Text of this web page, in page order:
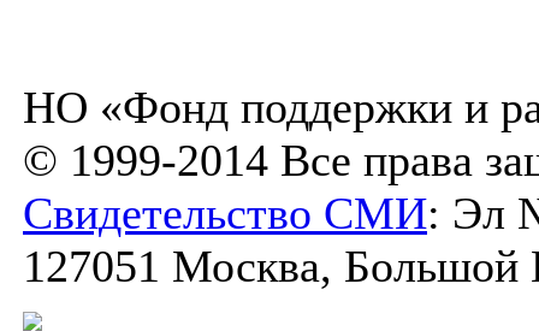
НО «Фонд поддержки и
© 1999-2014 Все права
Свидетельство СМИ: Эл
127051 Москва, Большой